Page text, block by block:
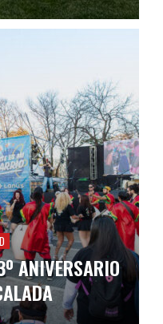
ANIVERSARIO